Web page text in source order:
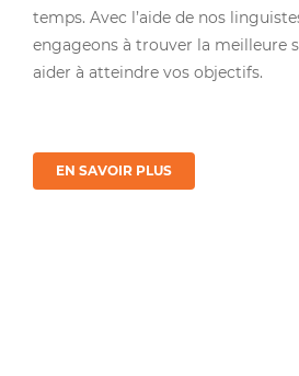
temps. Avec l’aide de nos
engageons à trouver la meilleure
aider à atteindre vos objectifs.
EN SAVOIR PLUS